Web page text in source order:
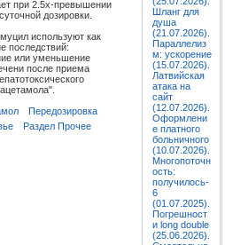
при 2.5x-превышении
дозировки.
используют как
последствий:
или уменьшение
после приема
Передозировка
Раздел Прочее
Шланг для
душа
(21.07.2026).
Параллелиз
м: ускорение
(15.07.2026).
Латвийская
атака на
сайт
(12.07.2026).
Оформлени
е платного
больничного
(10.07.2026).
Многопоточн
ость:
получилось-
6
(01.07.2025).
Погрешност
и long double
(25.06.2026).